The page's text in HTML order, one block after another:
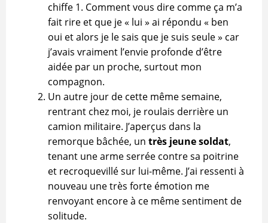
chiffe 1. Comment vous dire comme ça m’a
fait rire et que je « lui » ai répondu « ben
oui et alors je le sais que je suis seule » car
j’avais vraiment l’envie profonde d’être
aidée par un proche, surtout mon
compagnon.
Un autre jour de cette même semaine,
rentrant chez moi, je roulais derrière un
camion militaire. J’aperçus dans la
remorque bâchée, un très jeune soldat,
tenant une arme serrée contre sa poitrine
et recroquevillé sur lui-même. J’ai ressenti à
nouveau une très forte émotion me
renvoyant encore à ce même sentiment de
solitude.